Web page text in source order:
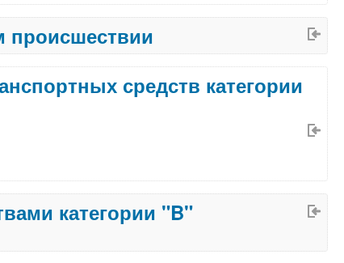
происшествии
средств категории
категории "B"